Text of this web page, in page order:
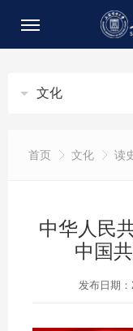
文化
首页 文化 读
中华人民
中国
发布日期